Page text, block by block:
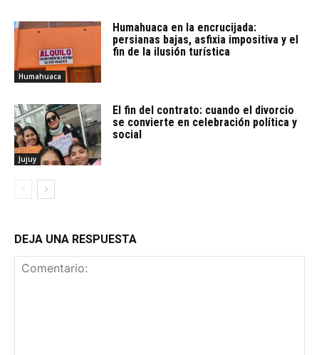
Humahuaca
Humahuaca en la encrucijada:
persianas bajas, asfixia impositiva y el
fin de la ilusión turística
Jujuy
El fin del contrato: cuando el divorcio
se convierte en celebración política y
social
DEJA UNA RESPUESTA